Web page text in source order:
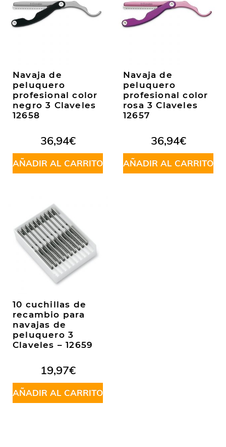
Navaja de
peluquero
profesional color
negro 3 Claveles
12658
36,94€
AÑADIR AL CARRITO
Navaja de
peluquero
profesional color
rosa 3 Claveles
12657
36,94€
AÑADIR AL CARRITO
10 cuchillas de
recambio para
navajas de
peluquero 3
Claveles – 12659
19,97€
AÑADIR AL CARRITO